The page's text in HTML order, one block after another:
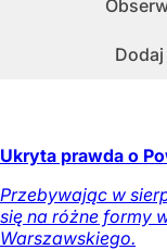
Ukryta prawda o
Przebywając w
się na różne formy
Warszawskiego.